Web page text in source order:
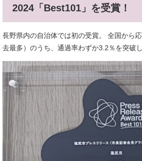
2024「Best101」を受賞！
長野県内の自治体では初の受賞。 全国から
去最多）のうち、通過率わずか3.2％を突破